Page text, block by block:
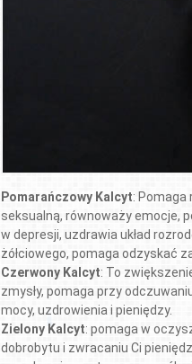
Pomarańczowy Kalcyt:
seksualną, równoważy emocje,
w depresji, uzdrawia układ
żółciowego, pomaga odzyskać
Czerwony Kalcyt: To
zmysły, pomaga przy
mocy, uzdrowienia i pieniędzy.
Zielony Kalcyt: pomaga w
dobrobytu i zwracaniu Ci